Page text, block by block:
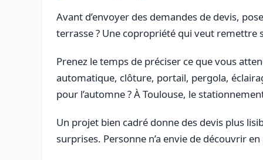
Avant d’envoyer des demandes de devis,
terrasse ? Une copropriété qui veut remettre
Prenez le temps de préciser ce que vous
automatique, clôture, portail, pergola,
pour l’automne ? À Toulouse, le
Un projet bien cadré donne des devis plus
surprises. Personne n’a envie de découvrir